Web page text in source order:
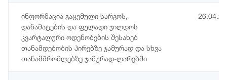
ინფორმაცია გაცემული სარგოს,
დანამატების და ფულადი ჯილდოს
კვარტალური ოდენობების შესახებ
თანამდებობის პირებზე ჯამურად და სხვა
თანამშრომლებზე ჯამურად-ლარებში